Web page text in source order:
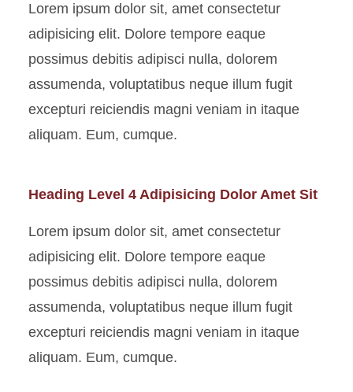
Lorem ipsum dolor sit, amet consectetur
adipisicing elit. Dolore tempore eaque
possimus debitis adipisci nulla, dolorem
assumenda, voluptatibus neque illum fugit
excepturi reiciendis magni veniam in itaque
aliquam. Eum, cumque.
Heading Level 4 Adipisicing Dolor Amet Sit
Lorem ipsum dolor sit, amet consectetur
adipisicing elit. Dolore tempore eaque
possimus debitis adipisci nulla, dolorem
assumenda, voluptatibus neque illum fugit
excepturi reiciendis magni veniam in itaque
aliquam. Eum, cumque.